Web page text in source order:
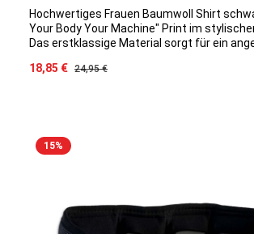
Hochwertiges Frauen Baumwoll Shirt
Your Body Your Machine" Print im
Das erstklassige Material sorgt für ein
intensiveren Trainingseinheiten. Durch die
Verkaufspreis:
18,85 € Regulärer Preis:
24,95 €
15%